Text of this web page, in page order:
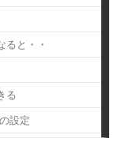
ると・・
る
設定